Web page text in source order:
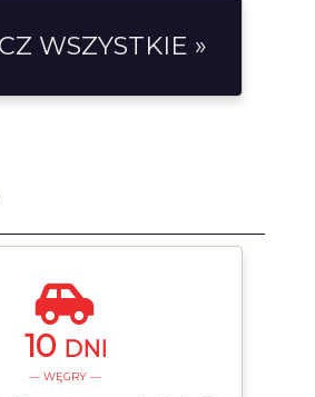
WSZYSTKIE »
10 DNI
— WĘGRY —